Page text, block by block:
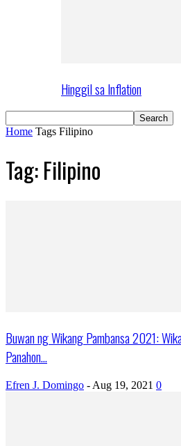
Hinggil sa Inflation
Home Tags Filipino
Tag: Filipino
Buwan ng Wikang Pambansa 2021:
Panahon...
Efren J. Domingo - Aug 19, 2021 0